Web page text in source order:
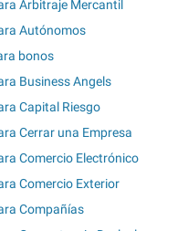
Arbitraje Mercantil
Autónomos
bonos
Business Angels
Capital Riesgo
Cerrar una Empresa
Comercio Electrónico
Comercio Exterior
Compañías